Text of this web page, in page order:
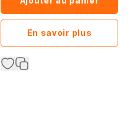
En savoir plus